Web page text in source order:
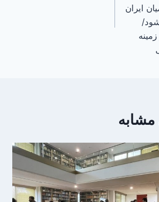
ایران
مشابه